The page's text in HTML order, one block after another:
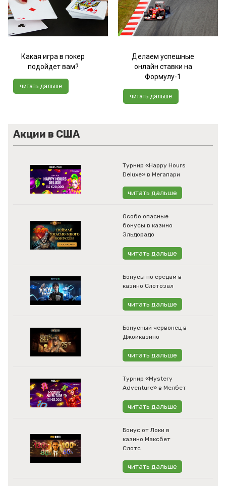
Какая игра в покер
подойдет вам?
читать дальше
Делаем успешные
онлайн ставки на
Формулу-1
читать дальше
Акции в США
Турнир «Happy Hours
Deluxe» в Мегапари
читать дальше
Особо опасные
бонусы в казино
Эльдорадо
читать дальше
Бонусы по средам в
казино Слотозал
читать дальше
Бонусный червонец в
Джойказино
читать дальше
Турнир «Mystery
Adventure» в Мелбет
читать дальше
Бонус от Локи в
казино Максбет
Слотс
читать дальше